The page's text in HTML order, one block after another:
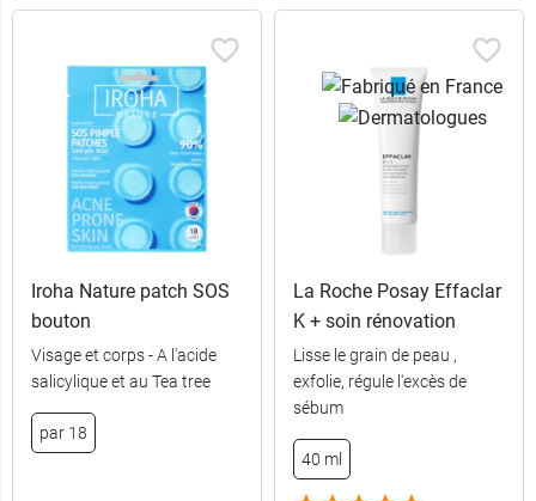
5,69 €
Iroha Nature patch SOS
bouton
Visage et corps - A l'acide
salicylique et au Tea tree
par 18
La Roche Posay Effaclar
K + soin rénovation
Lisse le grain de peau ,
exfolie, régule l'excès de
sébum
40 ml